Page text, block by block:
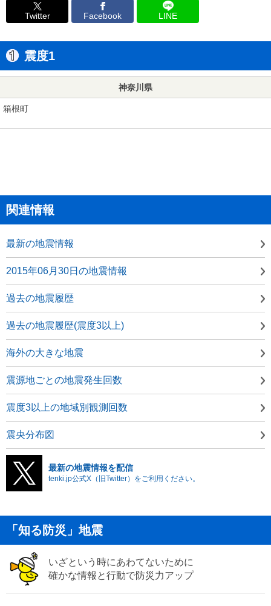
Twitter Facebook LINE
震度1
神奈川県
箱根町
関連情報
最新の地震情報
2015年06月30日の地震情報
過去の地震履歴
過去の地震履歴(震度3以上)
海外の大きな地震
震源地ごとの地震発生回数
震度3以上の地域別観測回数
震央分布図
最新の地震情報を配信
tenki.jp公式X（旧Twitter）をご利用ください。
「知る防災」地震
いざという時にあわてないために
確かな情報と行動で防災力アップ